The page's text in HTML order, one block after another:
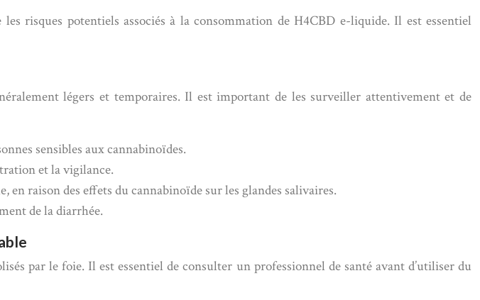
risques potentiels associés à la consommation de H4CBD e-liquide. Il est essentiel
légers et temporaires. Il est important de les surveiller attentivement et de
sensibles aux cannabinoïdes.
et la vigilance.
raison des effets du cannabinoïde sur les glandes salivaires.
de la diarrhée.
par le foie. Il est essentiel de consulter un professionnel de santé avant d’utiliser du